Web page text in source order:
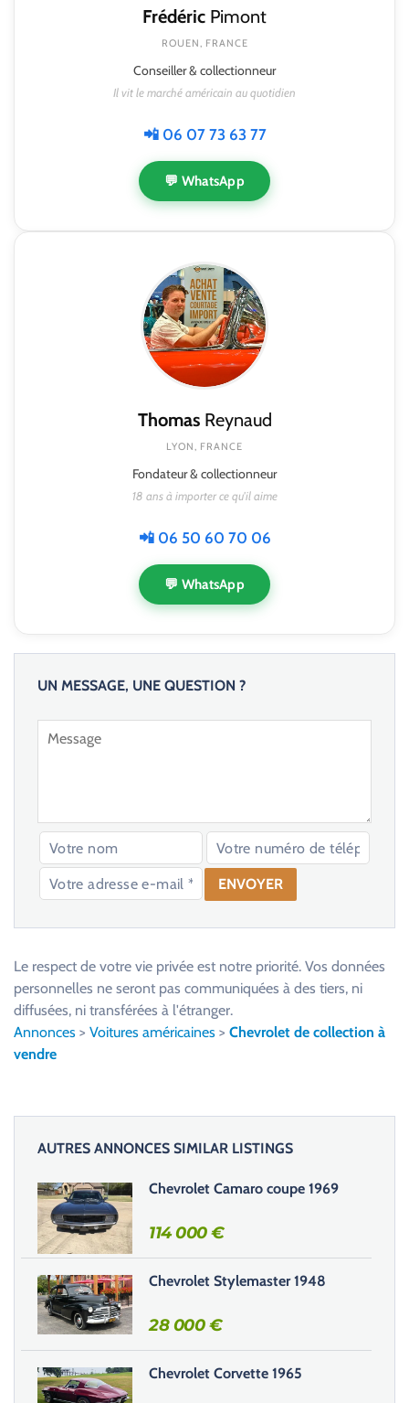
Frédéric Pimont
ROUEN, FRANCE
Conseiller & collectionneur
Il vit le marché américain au quotidien
📲 06 07 73 63 77
💬 WhatsApp
ThomasReynaud
LYON, FRANCE
Fondateur & collectionneur
18 ans à importer ce qu'il aime
📲 06 50 60 70 06
💬 WhatsApp
UN MESSAGE, UNE QUESTION ?
e
s
e
r
c
c
h
a
m
p
v
Le respect de votre vie privée est notre priorité. Vos données
personnelles ne seront pas communiquées à des tiers, ni
diffusées, ni transférées à l'étranger.
Annonces > Voitures américaines > Chevrolet de collection à
vendre
AUTRES ANNONCES SIMILAR LISTINGS
Chevrolet Camaro coupe 1969
114 000€
Chevrolet Stylemaster 1948
28 000€
Chevrolet Corvette 1965